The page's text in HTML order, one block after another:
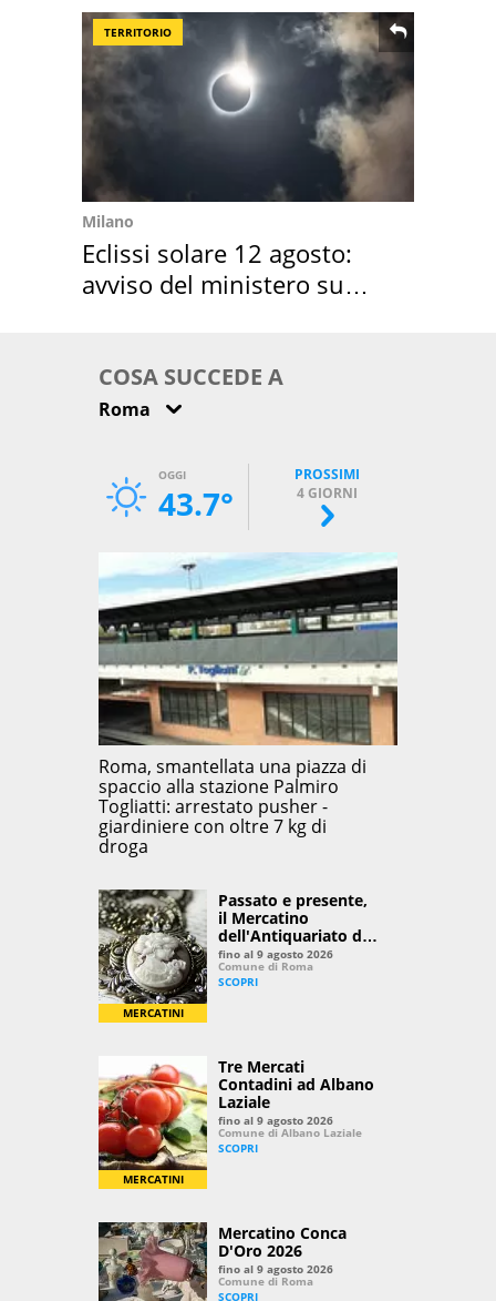
TERRITORIO
Milano
Eclissi solare 12 agosto:
avviso del ministero su